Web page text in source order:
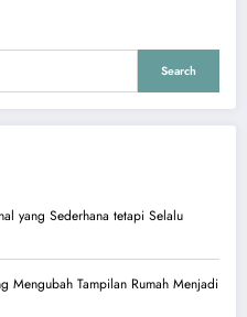
Search
yang Sederhana tetapi Selalu
Mengubah Tampilan Rumah Menjadi